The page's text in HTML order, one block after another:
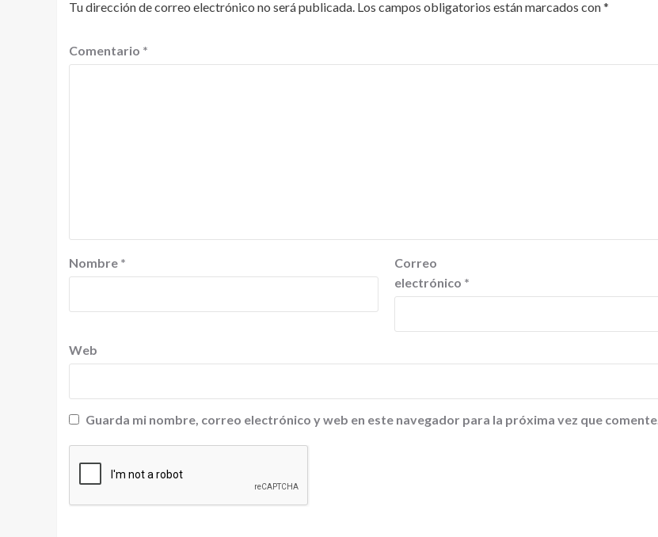
Tu dirección de correo electrónico no será publicada. Los campos obligatorios están marcados con*
Comentario *
Nombre *
Correo
electrónico *
Web
Guarda mi nombre, correo electrónico y web en este navegador para la próxima vez que comente.